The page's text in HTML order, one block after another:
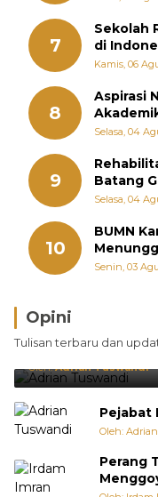
7
Sekolah
di
Kamis, 06
8
Aspirasi
Selasa, 04
9
Batang
Rolanda
Selasa, 04
10
BUMN
Senin, 03
Opini
Tulisan terbaru dan
Brasil Lebih
Punya Cara
Oleh:Adrian Tuswandi
Pejabat
Oleh:
Perang